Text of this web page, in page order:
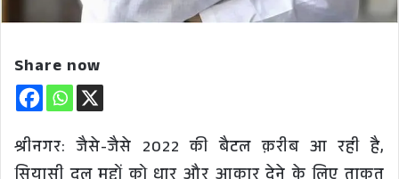
Share now
श्रीनगर: जैसे-जैसे 2022 की बैटल क़रीब आ रही है,